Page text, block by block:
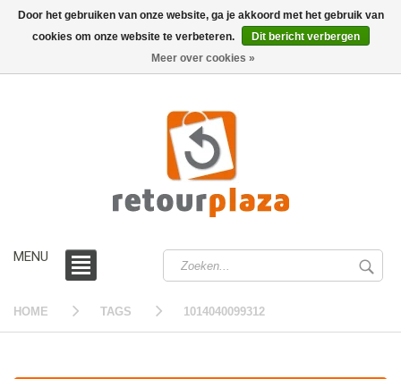
MENU
HOME TAGS 1014040099312
Door het gebruiken van onze website, ga je akkoord met het gebruik van
cookies om onze website te verbeteren.
Dit bericht verbergen
Meer over cookies »